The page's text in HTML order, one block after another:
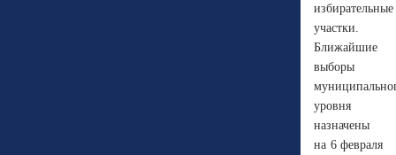
избирательные
участки.
Ближайшие
выборы
уровня
назначены
на 6 февраля